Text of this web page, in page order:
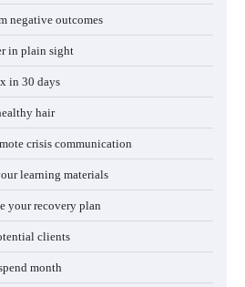
negative outcomes
in plain sight
in 30 days
hair
crisis communication
learning materials
your recovery plan
clients
month